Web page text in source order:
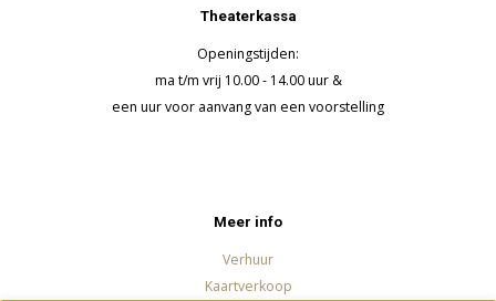
Theaterkassa
Openingstijden:
ma t/m vrij 10.00 - 14.00 uur &
een uur voor aanvang van een voorstelling
Meer info
Verhuur
Kaartverkoop